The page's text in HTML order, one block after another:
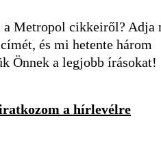
a Metropol cikkeiről? Adja
és mi hetente három
Önnek a legjobb írásokat!
a hírlevélre